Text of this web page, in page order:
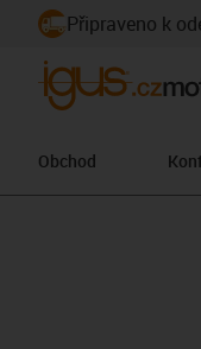
Připraveno k
Obchod